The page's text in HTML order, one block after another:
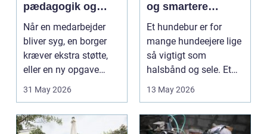
pædagogik og
sundhed
Når en medarbejder
bliver syg, en borger
kræver ekstra støtte,
eller en ny opgave
opstår fra dag til...
31 May 2026
og smartere
hverdag med hund
Et hundebur er for
mange hundeejere lige
så vigtigt som
halsbånd og sele. Et
godt bur gi...
13 May 2026